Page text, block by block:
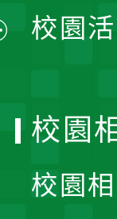
校園
校園
校園